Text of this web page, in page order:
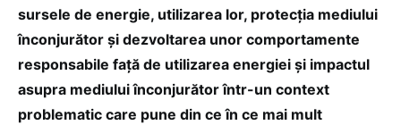
sursele de energie, utilizarea lor, protecția mediului
înconjurător și dezvoltarea unor comportamente
responsabile față de utilizarea energiei și impactul
asupra mediului înconjurător într-un context
problematic care pune din ce în ce mai mult